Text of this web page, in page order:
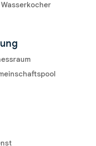
Wasserkocher